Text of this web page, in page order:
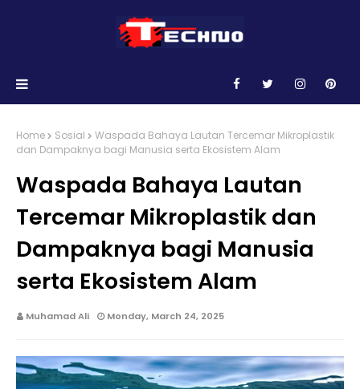
Home Sosial
Waspada Bahaya Lautan Tercemar Mikroplastik
dan Dampaknya bagi Manusia serta Ekosistem Alam
Waspada Bahaya Lautan
Tercemar Mikroplastik dan
Dampaknya bagi Manusia
serta Ekosistem Alam
Muhamad Ali Monday, March 24, 2025